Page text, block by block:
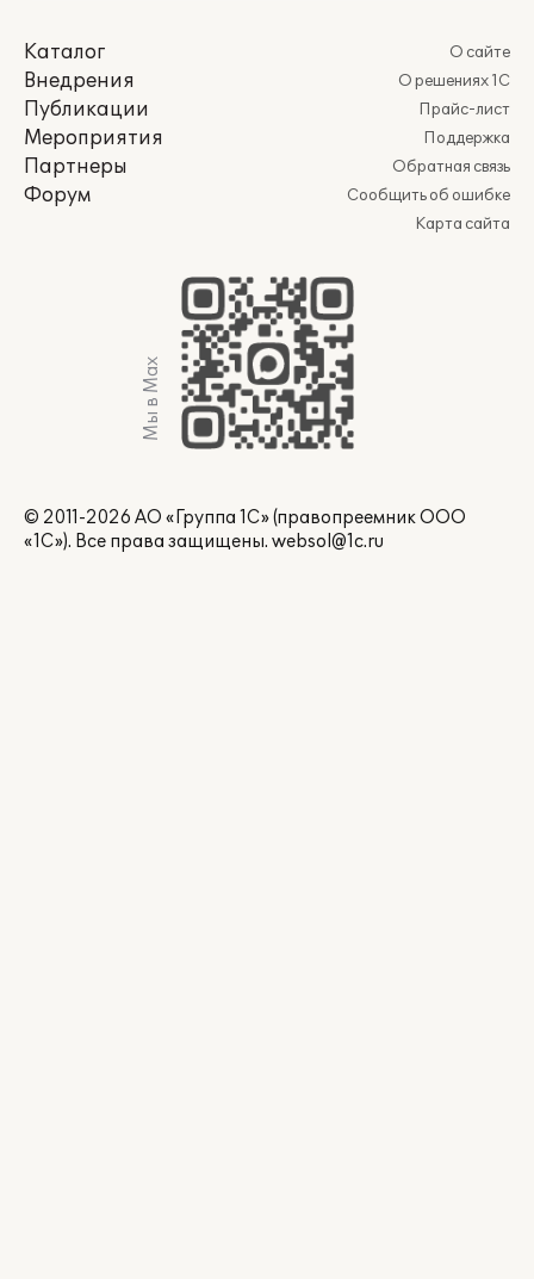
Каталог
Внедрения
Публикации
Мероприятия
Партнеры
Форум
О сайте
О решениях 1С
Прайс-лист
Поддержка
Обратная связь
Сообщить об ошибке
Карта сайта
Мы в Max
© 2011-2026 АО «Группа 1С» (правопреемник ООО
«1С»). Все права защищены. websol@1c.ru